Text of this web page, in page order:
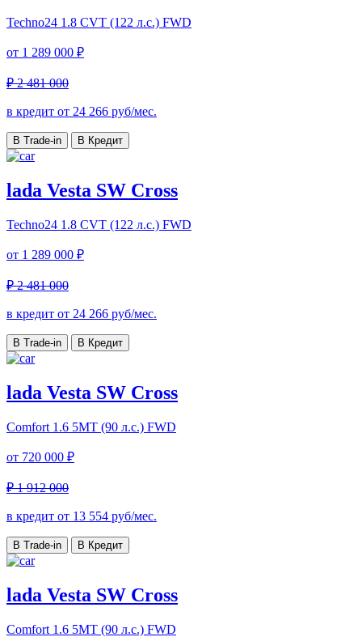
Techno24 1.8 CVT (122 л.с.) FWD
от 1 289 000 ₽
₽ 2 481 000
в кредит от 24 266 руб/мес.
В Trade-in В Кредит
lada Vesta SW Cross
Techno24 1.8 CVT (122 л.с.) FWD
от 1 289 000 ₽
₽ 2 481 000
в кредит от 24 266 руб/мес.
В Trade-in В Кредит
lada Vesta SW Cross
Comfort 1.6 5MT (90 л.с.) FWD
от 720 000 ₽
₽ 1 912 000
в кредит от 13 554 руб/мес.
В Trade-in В Кредит
lada Vesta SW Cross
Comfort 1.6 5MT (90 л.с.) FWD